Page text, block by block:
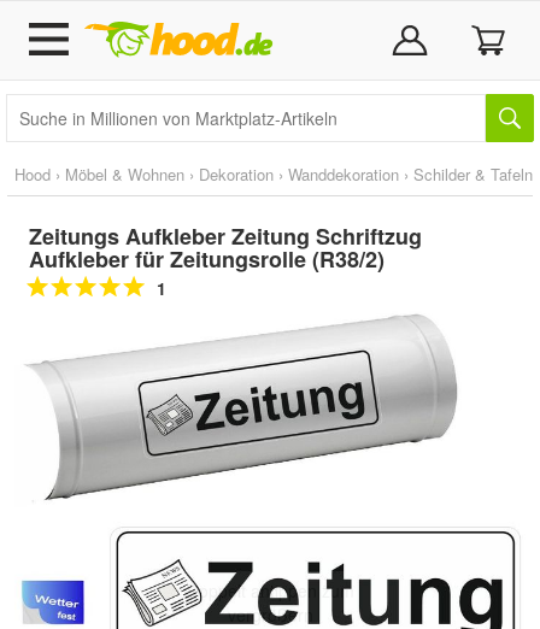
Hood › Möbel & Wohnen › Dekoration › Wanddekoration › Schilder & Tafeln
Zeitungs Aufkleber Zeitung Schriftzug
Aufkleber für Zeitungsrolle (R38/2)
1
Doppelt antippen zum
vergrößern